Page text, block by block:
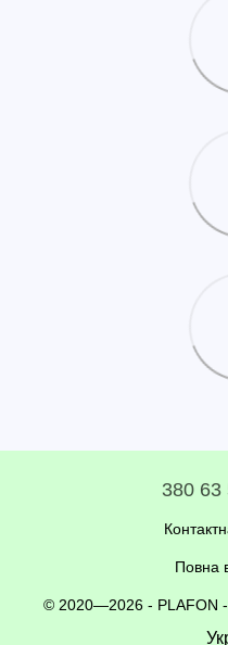
380 63
Повна
© 2020—2026 - PLAFON -